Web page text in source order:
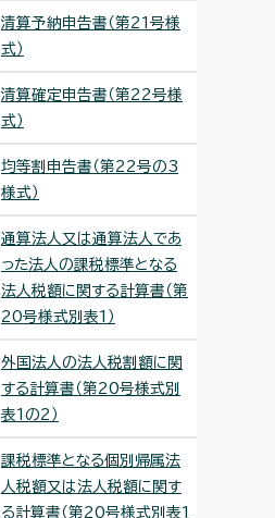
清算予納申告書（第21号様
式）
清算確定申告書（第22号様
式）
均等割申告書（第22号の3
様式）
通算法人又は通算法人であ
った法人の課税標準となる
法人税額に関する計算書（第
20号様式別表1）
外国法人の法人税割額に関
する計算書（第20号様式別
表1の2）
課税標準となる個別帰属法
人税額又は法人税額に関す
る計算書（第20号様式別表1